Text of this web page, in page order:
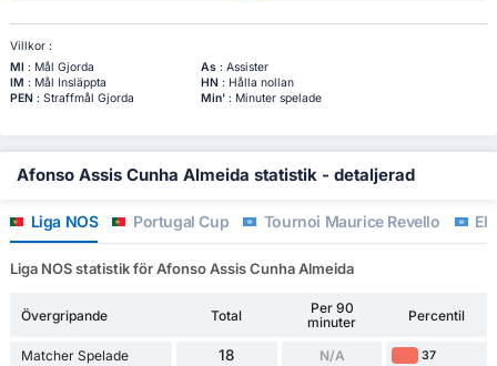
Villkor :
Ml : Mål Gjorda As: Assister
IM : Mål Insläppta HN: Hålla nollan
PEN: Straffmål Gjorda Min': Minuter spelade
Afonso Assis Cunha Almeida statistik - detaljerad
Liga NOS Portugal Cup Tournoi Maurice Revello
Liga NOS statistik för Afonso Assis Cunha Almeida
Övergripande Total
Per 90
minuter
Percentil
Matcher Spelade 18 N/A 37